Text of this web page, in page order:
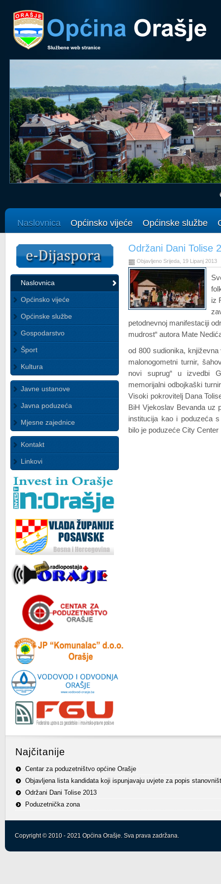
Naslovnica Općinsko vijeće Općinske službe
Naslovnica
Općinsko vijeće
Općinske službe
Gospodarstvo
Šport
Kultura
Javne ustanove
Javna poduzeća
Mjesne zajednice
Kontakt
Linkovi
Održani Dani Tolise
Objavljeno Srijeda, 19 Lipanj 2013
iz
petodnevnoj manifestaciji
mudrost“ autora Mate
od 800 sudionika,
malonogometni turnir,
novi suprug“ u izvedbi
memorijalni odbojkaški
Visoki pokrovitelj Dana
BiH Vjekoslav Bevanda uz
institucija kao i poduzeća
bilo je poduzeće City
Najčitanije
Centar za poduzetništvo općine Orašje
Objavljena lista kandidata koji ispunjavaju uvjete za popis
Održani Dani Tolise 2013
Poduzetnička zona
Copyright © 2010 - 2021 Općina Orašje. Sva prava zadržana.